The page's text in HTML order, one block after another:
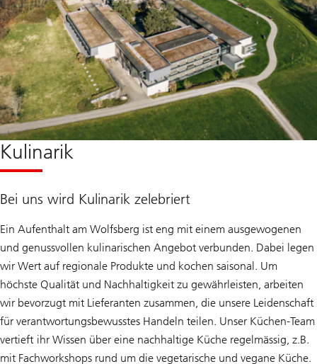
Kulinarik
Bei uns wird Kulinarik zelebriert
Ein Aufenthalt am Wolfsberg ist eng mit einem ausgewogenen
und genussvollen kulinarischen Angebot verbunden. Dabei legen
wir Wert auf regionale Produkte und kochen saisonal. Um
höchste Qualität und Nachhaltigkeit zu gewährleisten, arbeiten
wir bevorzugt mit Lieferanten zusammen, die unsere Leidenschaft
für verantwortungsbewusstes Handeln teilen. Unser Küchen-Team
vertieft ihr Wissen über eine nachhaltige Küche regelmässig, z.B.
mit Fachworkshops rund um die vegetarische und vegane Küche.